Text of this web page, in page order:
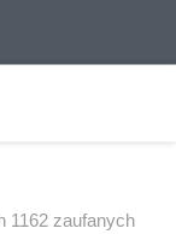
Informacyjny Miasta
1162 zaufanych